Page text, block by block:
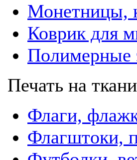
Монетницы,
Коврик для
Полимерные
Печать на ткани
Флаги,
Флагштоки,